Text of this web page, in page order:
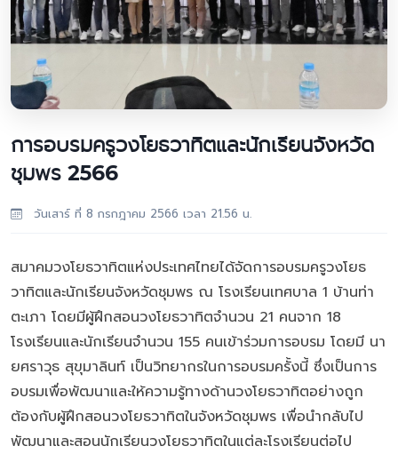
การอบรมครูวงโยธวาทิตและนักเรียนจังหวัด
ชุมพร 2566
วันเสาร์ ที่ 8 กรกฎาคม 2566 เวลา 21.56 น.
สมาคมวงโยธวาทิตแห่งประเทศไทยได้จัดการอบรมครูวงโยธ
วาทิตและนักเรียนจังหวัดชุมพร ณ โรงเรียนเทศบาล 1 บ้านท่า
ตะเภา โดยมีผู้ฝึกสอนวงโยธวาทิตจำนวน 21 คนจาก 18
โรงเรียนและนักเรียนจำนวน 155 คนเข้าร่วมการอบรม โดยมี นา
ยศราวุธ สุขุมาลินท์ เป็นวิทยากรในการอบรมครั้งนี้ ซึ่งเป็นการ
อบรมเพื่อพัฒนาและให้ความรู้ทางด้านวงโยธวาทิตอย่างถูก
ต้องกับผู้ฝึกสอนวงโยธวาทิตในจังหวัดชุมพร เพื่อนำกลับไป
พัฒนาและสอนนักเรียนวงโยธวาทิตในแต่ละโรงเรียนต่อไป